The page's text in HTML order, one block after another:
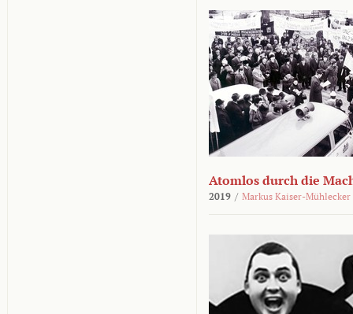
Atomlos durch die
2019 / Markus Kaiser-Mühlecker